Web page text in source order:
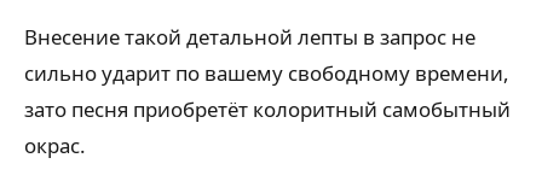
Внесение такой детальной лепты в запрос не
сильно ударит по вашему свободному времени,
зато песня приобретёт колоритный самобытный
окрас.